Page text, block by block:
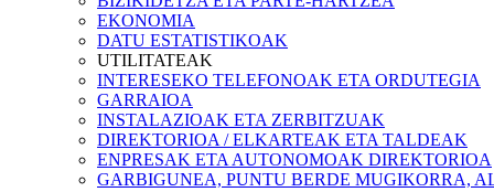
EKONOMIA
DATU ESTATISTIKOAK
UTILITATEAK
INTERESEKO TELEFONOAK ETA ORDUTEGIA
GARRAIOA
INSTALAZIOAK ETA ZERBITZUAK
DIREKTORIOA / ELKARTEAK ETA TALDEAK
ENPRESAK ETA AUTONOMOAK DIREKTORIOA
GARBIGUNEA, PUNTU BERDE MUGIKORRA,